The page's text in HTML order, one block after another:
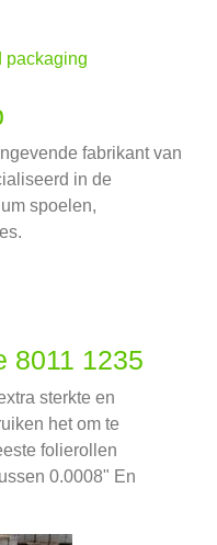
fabrikant van
in de
spoelen,
8011 1235
sterkte en
het om te
folierollen
0.0008" En